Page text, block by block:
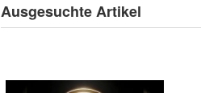
Ausgesuchte Artikel